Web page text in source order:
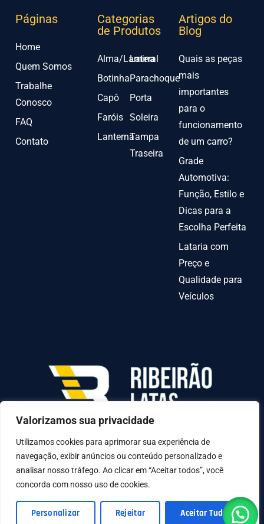
Valorizamos sua privacidade
Utilizamos cookies para aprimorar sua experiência de
navegação, exibir anúncios ou conteúdo personalizado e
analisar nosso tráfego. Ao clicar em “Aceitar todos”, você
concorda com nosso uso de cookies.
Personalizar Rejeitar Aceitar Tudo
Páginas
Home
Quem Somos
Trabalhe
Conosco
FAQ
Contato
Categorias
de Produtos
Alma/Lamina
Botinha
Capô
Faróis
Lanterna
Lateral
Parachoque
Porta
Soleira
Tampa
Traseira
Artigos do
Blog
Quais as peças
mais
importantes
para o
funcionamento
de um carro?
Grade
Automotiva:
Função, Estilo e
Dicas para a
Escolha Perfeita
Lataria com
Preço e
Qualidade para
Veículos
AV INDEPENDENCIA º 6378 QUADRA70-C LOTE
31-A, Goiânia - GO, 74070-010
© Copyright 2025 - D2UN Soluções em Tecnologia